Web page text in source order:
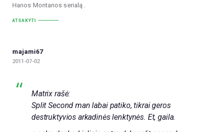
Hanos Montanos serialą .
ATSAKYTI
majami67
2011-07-02
Matrix rašė:
Split Second man labai patiko, tikrai geros
destruktyvios arkadinės lenktynės. Et, gaila.